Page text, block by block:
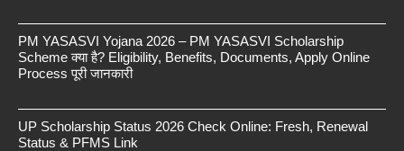
PM YASASVI Yojana 2026 – PM YASASVI Scholarship
Scheme क्या है? Eligibility, Benefits, Documents, Apply Online
Process पूरी जानकारी
UP Scholarship Status 2026 Check Online: Fresh, Renewal
Status & PFMS Link